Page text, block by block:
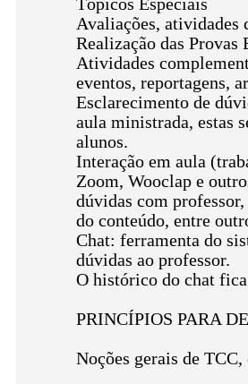
Tópicos Especiais
Avaliações, atividades
Realização das
Atividades
eventos, reportagens,
Esclarecimento de
aula ministrada, estas
alunos.
Interação em aula
Zoom, Wooclap e
dúvidas com
do conteúdo, entre
Chat: ferramenta do
dúvidas ao professor.
O histórico do chat
PRINCÍPIOS PARA
Noções gerais de